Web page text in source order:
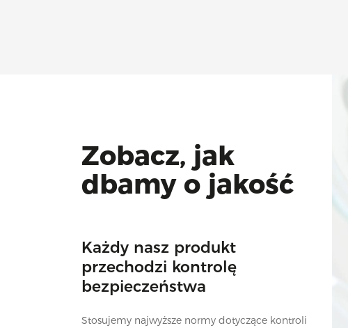
Zobacz, jak
dbamy o jakość
Każdy nasz produkt
przechodzi kontrolę
bezpieczeństwa
Stosujemy najwyższe normy dotyczące kontroli